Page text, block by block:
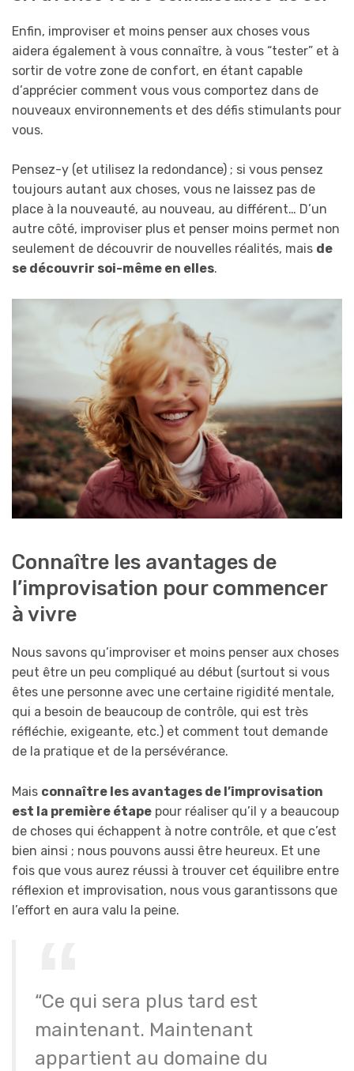
Enfin, improviser et moins penser aux choses vous
aidera également à vous connaître, à vous “tester” et à
sortir de votre zone de confort, en étant capable
d’apprécier comment vous vous comportez dans de
nouveaux environnements et des défis stimulants pour
vous.
Pensez-y (et utilisez la redondance) ; si vous pensez
toujours autant aux choses, vous ne laissez pas de
place à la nouveauté, au nouveau, au différent… D’un
autre côté, improviser plus et penser moins permet non
seulement de découvrir de nouvelles réalités, mais de
se découvrir soi-même en elles.
Connaître les avantages de
l’improvisation pour commencer
à vivre
Nous savons qu’improviser et moins penser aux choses
peut être un peu compliqué au début (surtout si vous
êtes une personne avec une certaine rigidité mentale,
qui a besoin de beaucoup de contrôle, qui est très
réfléchie, exigeante, etc.) et comment tout demande
de la pratique et de la persévérance.
Mais connaître les avantages de l’improvisation
est la première étape pour réaliser qu’il y a beaucoup
de choses qui échappent à notre contrôle, et que c’est
bien ainsi ; nous pouvons aussi être heureux. Et une
fois que vous aurez réussi à trouver cet équilibre entre
réflexion et improvisation, nous vous garantissons que
l’effort en aura valu la peine.
“Ce qui sera plus tard est
maintenant. Maintenant
appartient au domaine du